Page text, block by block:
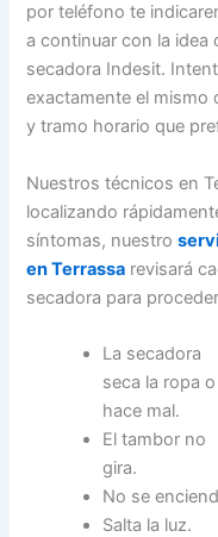
por teléfono te
a continuar con la idea
secadora Indesit.
exactamente el mismo
y tramo horario que
Nuestros técnicos en
localizando
síntomas, nuestro
en Terrassa revisará
secadora para
La secadora
seca la ropa
hace mal.
El tambor no
gira.
No se
Salta la luz.